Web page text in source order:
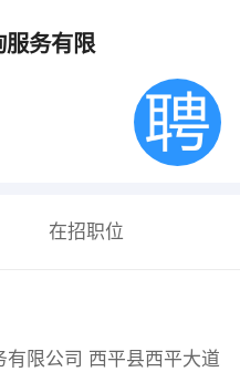
服务有限
在招职位
限公司 西平县西平大道